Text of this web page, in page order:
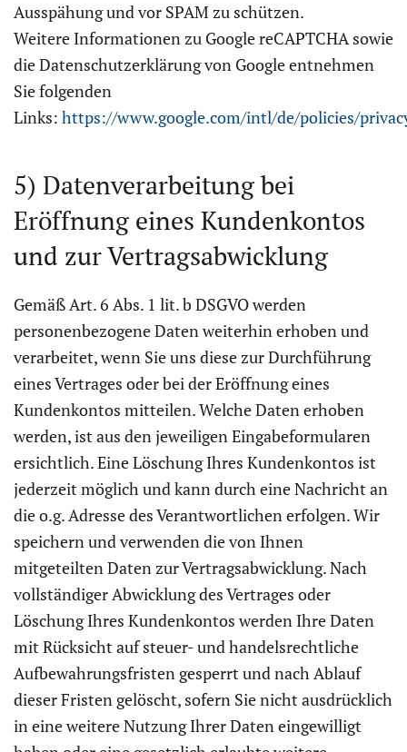
Ausspähung und vor SPAM zu schützen.
Weitere Informationen zu Google reCAPTCHA sowie
die Datenschutzerklärung von Google entnehmen
Sie folgenden
Links: https://www.google.com/intl/de/policies/
5) Datenverarbeitung bei
Eröffnung eines Kundenkontos
und zur Vertragsabwicklung
Gemäß Art. 6 Abs. 1 lit. b DSGVO werden
personenbezogene Daten weiterhin erhoben und
verarbeitet, wenn Sie uns diese zur Durchführung
eines Vertrages oder bei der Eröffnung eines
Kundenkontos mitteilen. Welche Daten erhoben
werden, ist aus den jeweiligen Eingabeformularen
ersichtlich. Eine Löschung Ihres Kundenkontos ist
jederzeit möglich und kann durch eine Nachricht an
die o.g. Adresse des Verantwortlichen erfolgen. Wir
speichern und verwenden die von Ihnen
mitgeteilten Daten zur Vertragsabwicklung. Nach
vollständiger Abwicklung des Vertrages oder
Löschung Ihres Kundenkontos werden Ihre Daten
mit Rücksicht auf steuer- und handelsrechtliche
Aufbewahrungsfristen gesperrt und nach Ablauf
dieser Fristen gelöscht, sofern Sie nicht ausdrücklich
in eine weitere Nutzung Ihrer Daten eingewilligt